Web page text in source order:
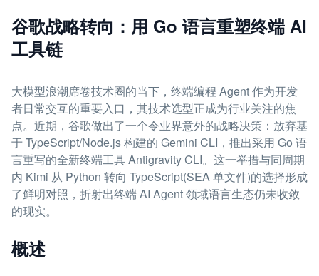
谷歌战略转向：用 Go 语言重塑终端 AI
工具链
大模型浪潮席卷技术圈的当下，终端编程 Agent 作为开发
者日常交互的重要入口，其技术选型正成为行业关注的焦
点。近期，谷歌做出了一个令业界意外的战略决策：放弃基
于 TypeScript/Node.js 构建的 Gemini CLI，推出采用 Go 语
言重写的全新终端工具 Antigravity CLI。这一举措与同周期
内 Kimi 从 Python 转向 TypeScript(SEA 单文件)的选择形成
了鲜明对照，折射出终端 AI Agent 领域语言生态仍未收敛
的现实。
概述